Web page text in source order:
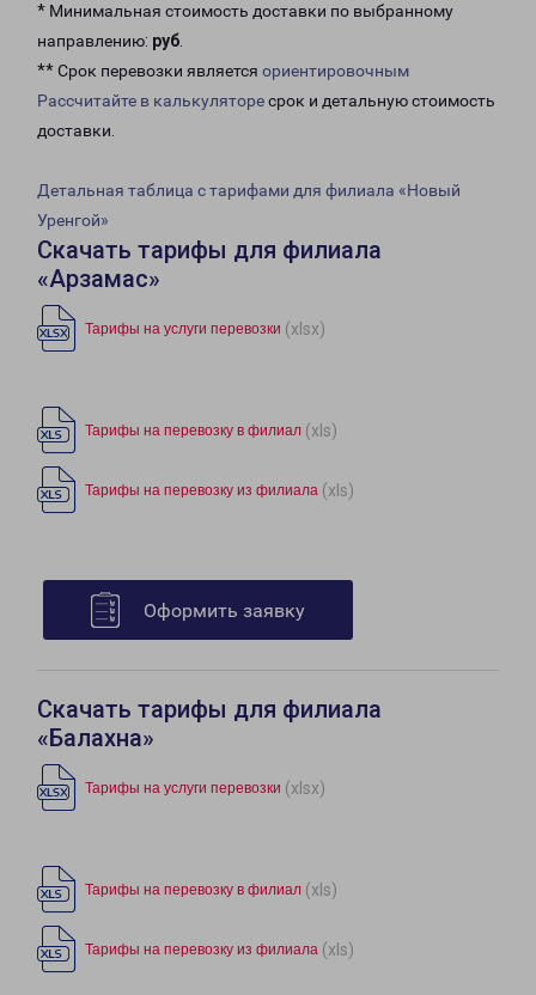
* Минимальная стоимость доставки по выбранному
направлению: руб.
** Срок перевозки является ориентировочным
Рассчитайте в калькуляторесрок и детальную стоимость
доставки.
Детальная таблица с тарифами для филиала «Новый
Уренгой»
Скачать тарифы для филиала
«Арзамас»
Тарифы на услуги перевозки (xlsx)
Тарифы на перевозку в филиал (xls)
Тарифы на перевозку из филиала (xls)
Оформить заявку
Скачать тарифы для филиала
«Балахна»
Тарифы на услуги перевозки (xlsx)
Тарифы на перевозку в филиал (xls)
Тарифы на перевозку из филиала (xls)